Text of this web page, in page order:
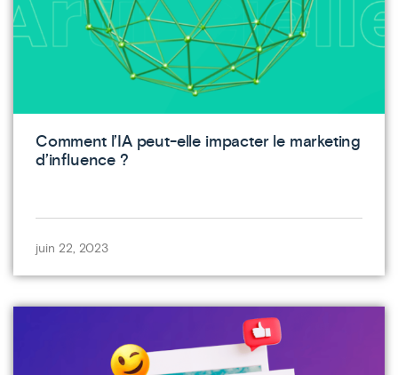
Comment l’IA peut-elle impacter le marketing
d’influence ?
juin 22, 2023